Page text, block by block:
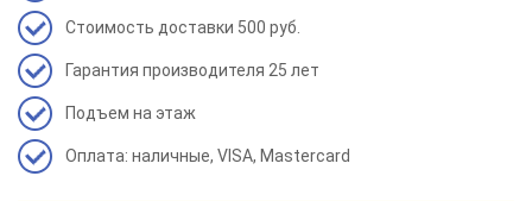
Панда сириус (08260 панно 6 штуки 2700 мм
250 мм 8 мм )
Стоимость доставки 500 руб.
Гарантия производителя 25 лет
Подъем на этаж
Оплата: наличные, VISA, Mastercard